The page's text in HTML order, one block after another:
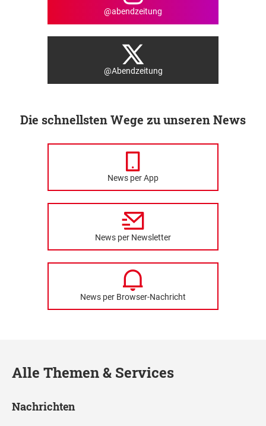
@abendzeitung
@Abendzeitung
Die schnellsten Wege zu unseren News
News per App
News per Newsletter
News per Browser-Nachricht
Alle Themen & Services
Nachrichten